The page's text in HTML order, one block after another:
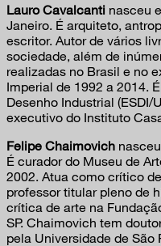
Lauro Cavalcanti nasceu
Janeiro. É arquiteto,
escritor. Autor de vários
sociedade, além de
realizadas no Brasil e no
Imperial de 1992 a 2014.
Desenho Industrial (ESDI/
executivo do Instituto
Felipe Chaimovich
É curador do Museu de
2002. Atua como crítico
professor titular pleno de
crítica de arte na
SP. Chaimovich tem
pela Universidade de São